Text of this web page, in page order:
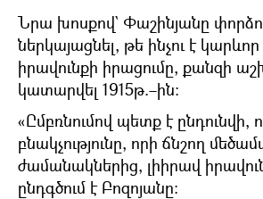
Նրա խոսքով` Փաշինյանը
ներկայացնել, թե ինչու է
իրավունքի իրացումը, քանզի
կատարվել 1915թ.–ին։
«Ըմբռնումով պետք է
բնակչությունը, որի ճնշող
ժամանակներից, լիիրավ
ընդգծում է Բոզոյանը։